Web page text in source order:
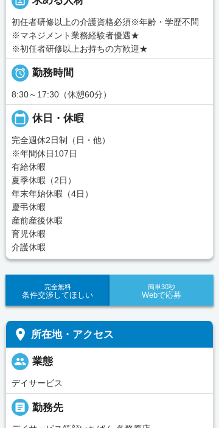
初任者研修以上の介護資格必須※年齢・学歴不問
※マネジメント業務経験者優遇★
※初任者研修以上お持ちの方歓迎★
 勤務時間
8:30～17:30（休憩60分）
calendar_today 休日・休暇
完全週休2日制（日・他）
※年間休日107日
有給休暇
夏季休暇（2日）
年末年始休暇（4日）
慶弔休暇
産前産後休暇
育児休暇
介護休暇
完全無料
条件交渉してほしい
簡単30秒
Webで応募
place 所在地・アクセス
people 業態
デイサービス
_pin
勤務先